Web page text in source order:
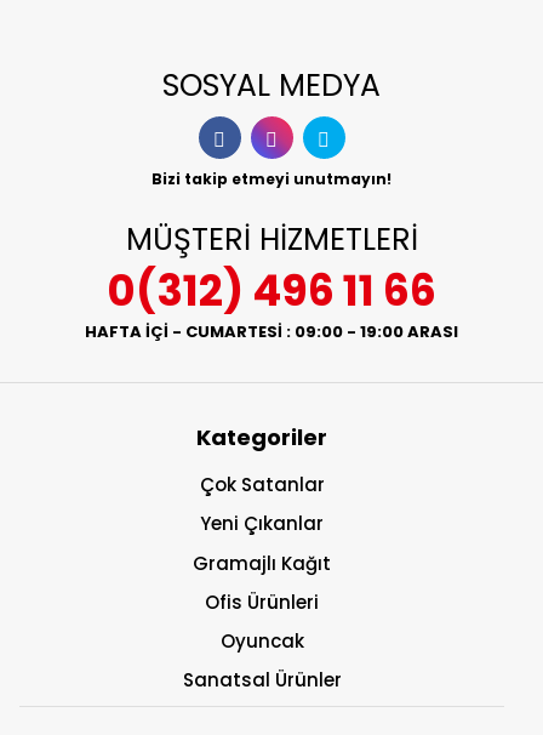
SOSYAL MEDYA
Bizi takip etmeyi unutmayın!
MÜŞTERİ HİZMETLERİ
0(312) 496 11 66
HAFTA İÇİ - CUMARTESİ : 09:00 - 19:00 ARASI
Kategoriler
Çok Satanlar
Yeni Çıkanlar
Gramajlı Kağıt
Ofis Ürünleri
Oyuncak
Sanatsal Ürünler